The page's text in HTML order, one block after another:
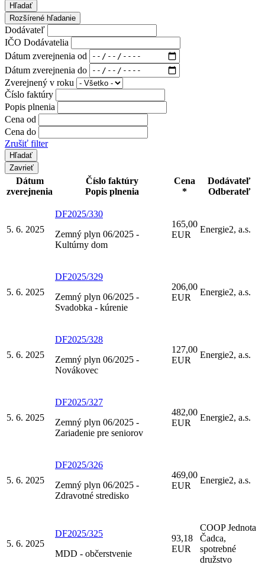
Hľadať
Rozšírené hľadanie
Dodávateľ
IČO Dodávatelia
Dátum zverejnenia od
Dátum zverejnenia do
Zverejnený v roku
Číslo faktúry
Popis plnenia
Cena od
Cena do
Zrušiť filter
Zavrieť
Dátum
zverejnenia
Číslo faktúry
Popis plnenia
Cena
*
Dodávateľ
Odberateľ
5. 6. 2025
DF2025/330
Zemný plyn 06/2025 -
Kultúrny dom
165,00
EUR
Energie2, a.s.
5. 6. 2025
DF2025/329
Zemný plyn 06/2025 -
Svadobka - kúrenie
206,00
EUR
Energie2, a.s.
5. 6. 2025
DF2025/328
Zemný plyn 06/2025 -
Novákovec
127,00
EUR
Energie2, a.s.
5. 6. 2025
DF2025/327
Zemný plyn 06/2025 -
Zariadenie pre seniorov
482,00
EUR
Energie2, a.s.
5. 6. 2025
DF2025/326
Zemný plyn 06/2025 -
Zdravotné stredisko
469,00
EUR
Energie2, a.s.
5. 6. 2025
DF2025/325
MDD - občerstvenie
93,18
EUR
COOP Jednota
Čadca,
spotrebné
družstvo